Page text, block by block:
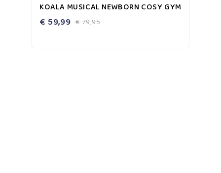
out
5
KOALA MUSICAL NEWBORN COSY GYM
€79,95
€ 59,99